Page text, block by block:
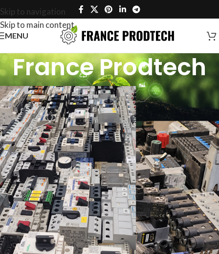
Skip to navigation
Skip to main content
MENU
France Prodtech